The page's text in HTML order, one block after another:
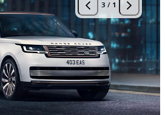
1
/
3